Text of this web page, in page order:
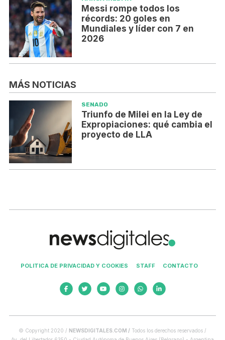
Messi rompe todos los
récords: 20 goles en
Mundiales y líder con 7 en
2026
MÁS NOTICIAS
SENADO
Triunfo de Milei en la Ley de
Expropiaciones: qué cambia el
proyecto de LLA
POLITICA DE PRIVACIDAD Y COOKIES STAFF CONTACTO
© Copyright 2020 / NEWSDIGITALES.COM / Todos los derechos reservados /